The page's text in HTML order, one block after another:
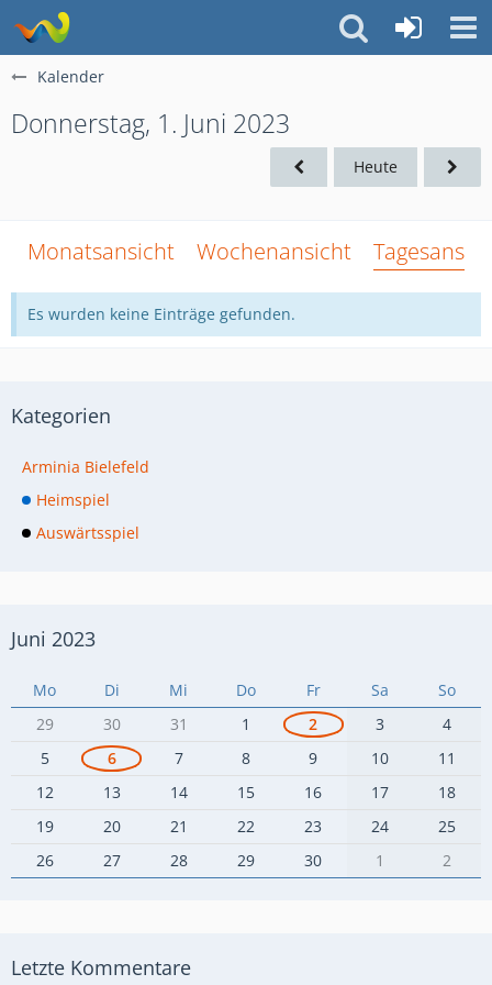
Kalender
Donnerstag, 1. Juni 2023
Heute
Monatsansicht Wochenansicht
Es wurden keine Einträge gefunden.
Kategorien
Arminia Bielefeld
Heimspiel
Auswärtsspiel
Juni 2023
Mo Di Mi Do Fr Sa
So
29
30 31 1 2 3
4
5
6 7 8 9 10
11
12
13 14 15 16 17
18
19
20 21 22 23 24
25
26
27 28 29 30 1 2
Letzte Kommentare